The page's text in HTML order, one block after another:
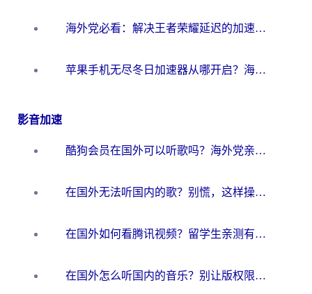
海外党必看：解决王者荣耀延迟的加速器终极指南——从EVE到猫和老鼠，一个工具全搞定
苹果手机无尽冬日加速器从哪开启？海外玩家的冬日生存指南
影音加速
酷狗会员在国外可以听歌吗？海外党亲测有效：3步解决音乐权限难题
在国外无法听国内的歌？别慌，这样操作就能畅听QQ音乐（附亲测加速器推荐）
在国外如何看腾讯视频？留学生亲测有效的回国加速方案
在国外怎么听国内的音乐？别让版权限制断了你的华语歌单